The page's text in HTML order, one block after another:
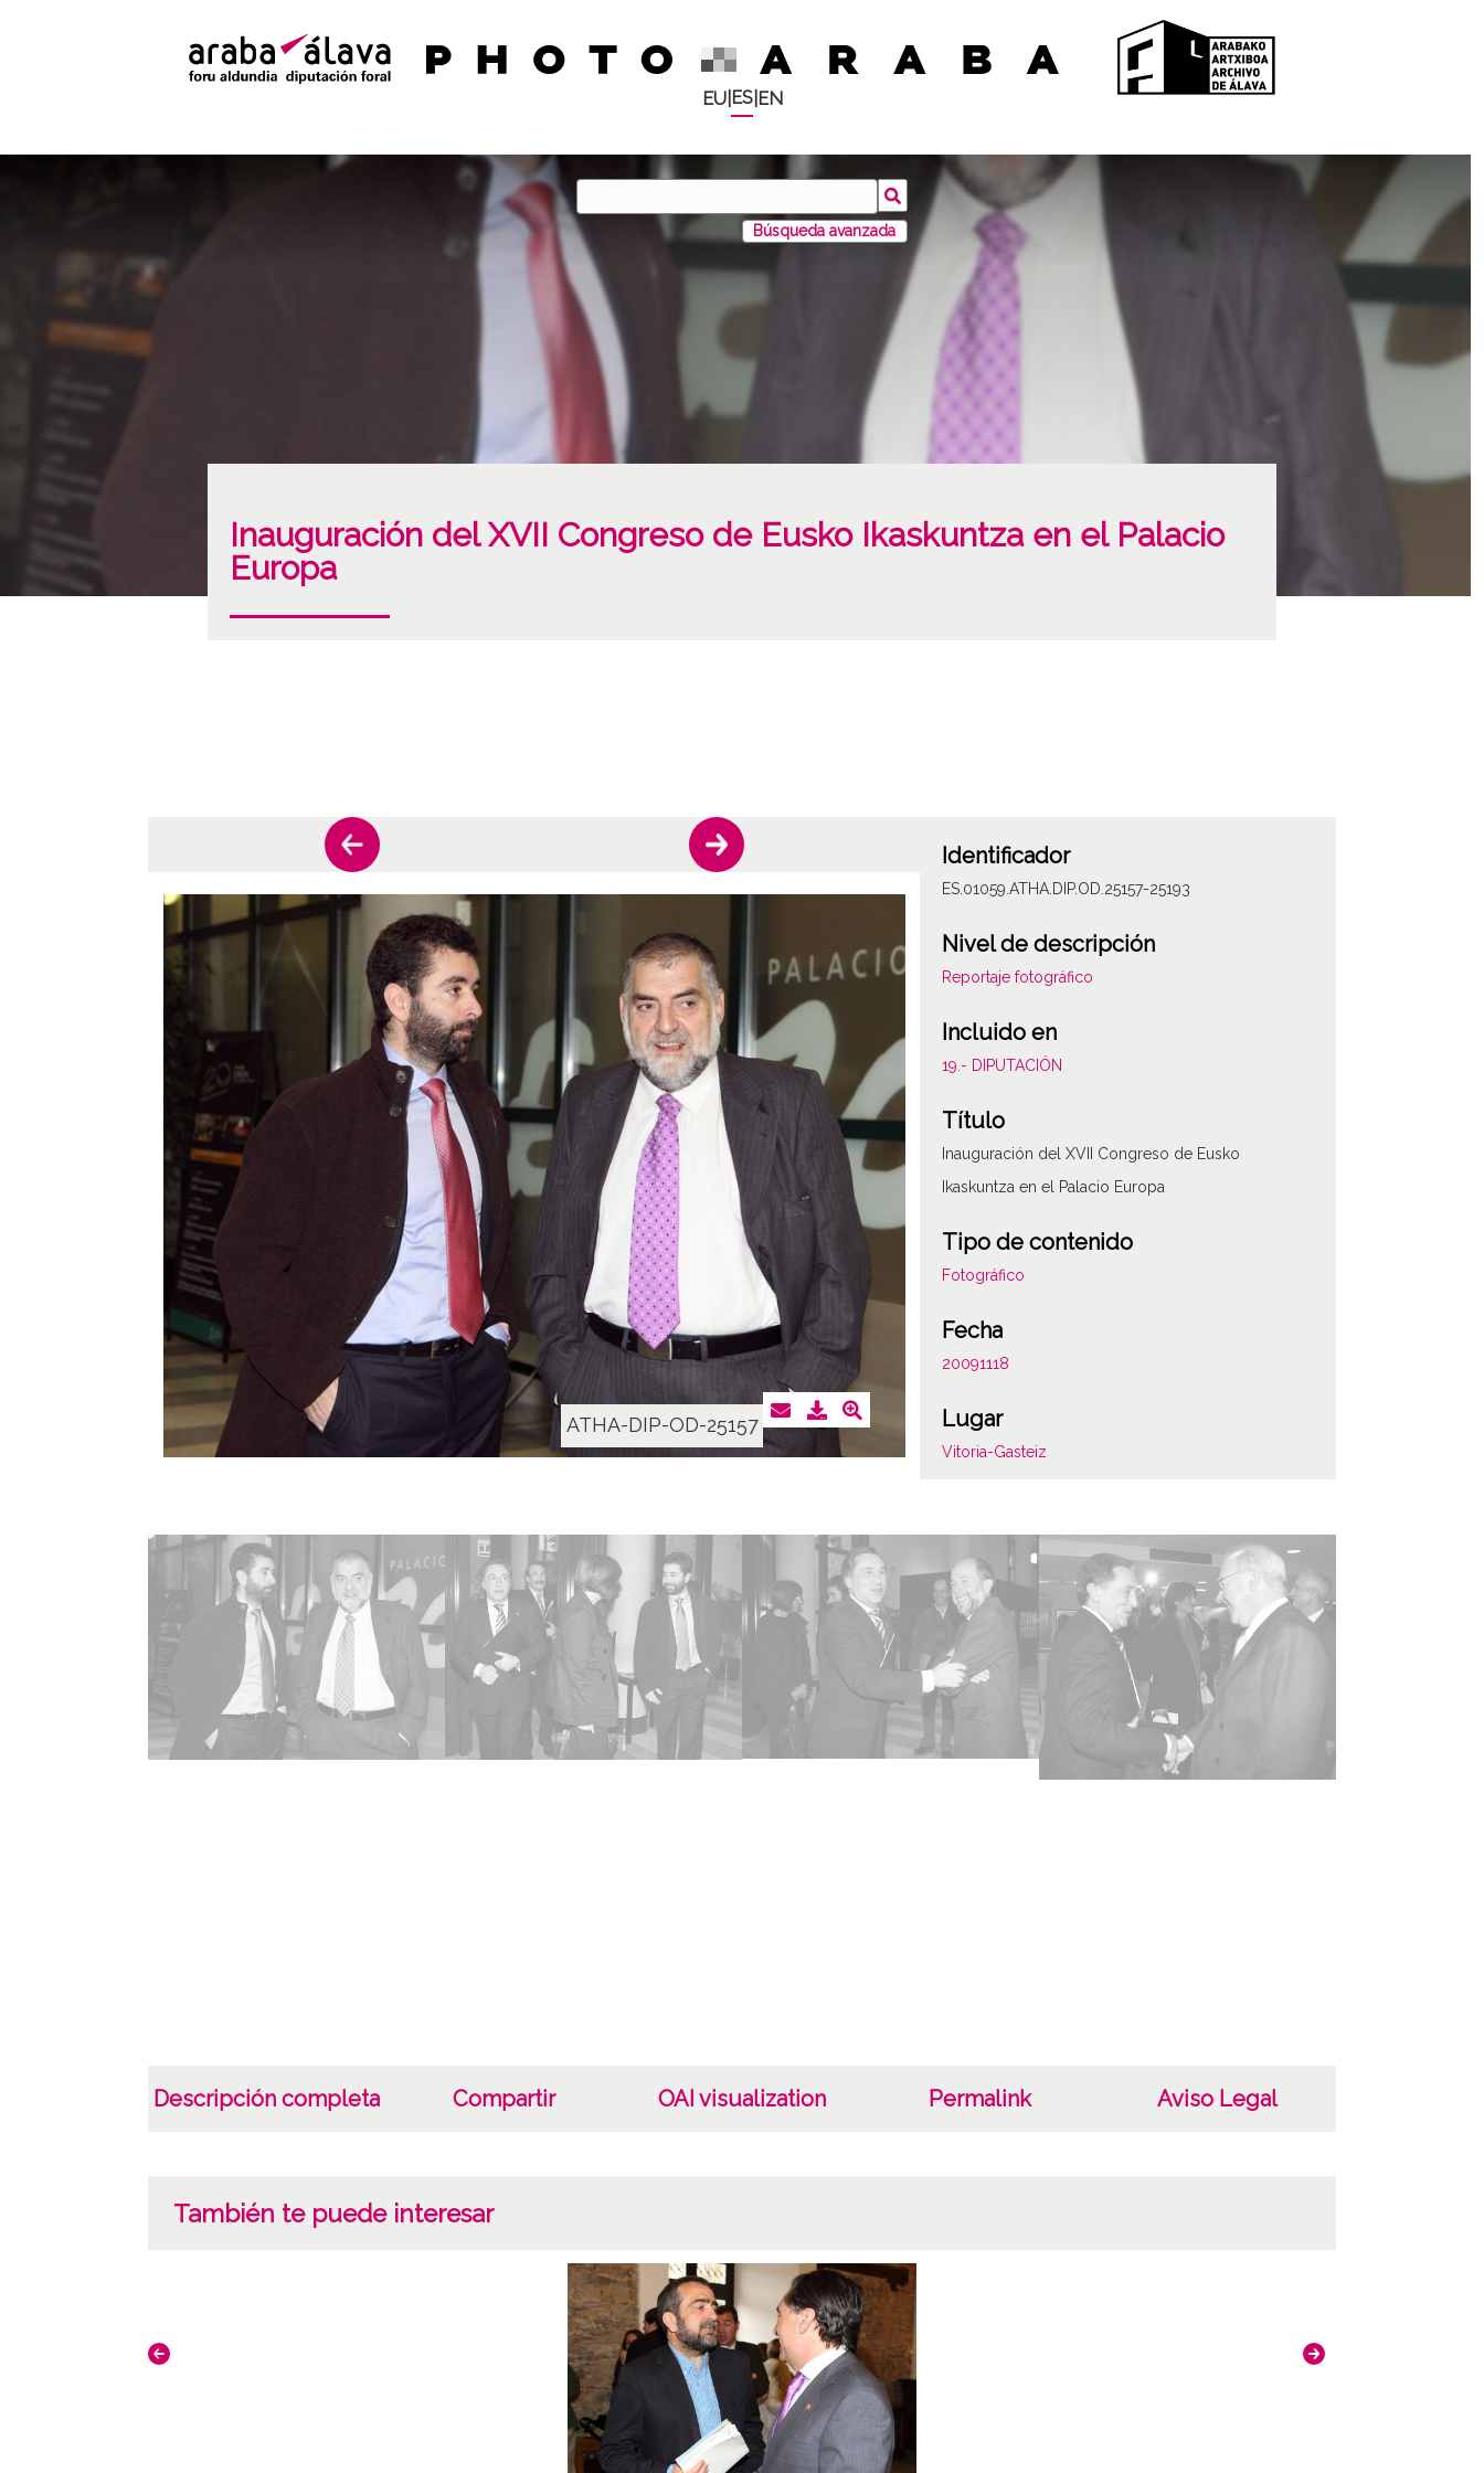
EU| ES| EN
Búsqueda avanzada
Inauguración del XVII Congreso de Eusko Ikaskuntza en el Palacio
Europa
ATHA-DIP-OD-25157
Identificador
ES.01059.ATHA.DIP.OD.25157-25193
Nivel de descripción
Reportaje fotográfico
Incluido en
19.- DIPUTACIÓN
Título
Inauguración del XVII Congreso de Eusko
Ikaskuntza en el Palacio Europa
Tipo de contenido
Fotográfico
Fecha
20091118
Lugar
Vitoria-Gasteiz
CC BY-NC-SA 4.0
Descripción completa Compartir OAI visualization Permalink Aviso Legal
También te puede interesar